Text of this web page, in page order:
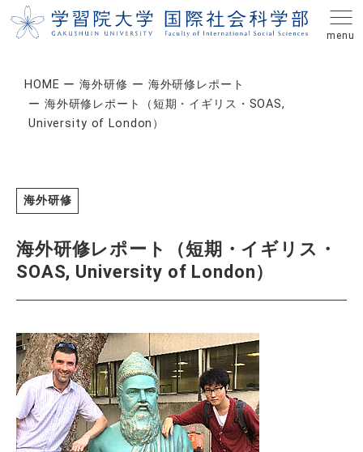
HOME 海外研修
海外研修レポート
海外研修レポート（短期・イギリス・SOAS,
University of London）
海外研修
海外研修レポート（短期・イギリス・
SOAS, University of London）